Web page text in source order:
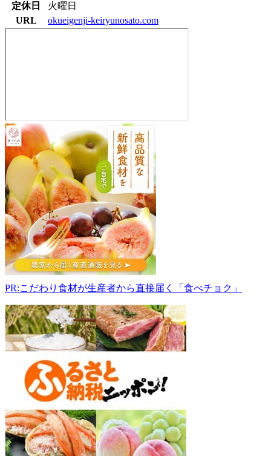
定休日
火曜日
URL
okueigenji-keiryunosato.com
道
の
駅
奥
永
源
寺
渓
流
の
里
527-
滋
賀
県
東
近
江
510
0748-
29-
0428
PR:こだわり食材が生産者から直接届く「食べチョク」